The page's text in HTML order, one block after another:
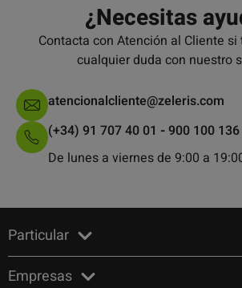
¿Necesitas
Contacta con Atención al Cliente
cualquier duda con nuestro
atencionalcliente@zeleris.com
(+34) 91 707 40 01 -900 100 136
De lunes a viernes de 9:00 a
Particular
Empresas